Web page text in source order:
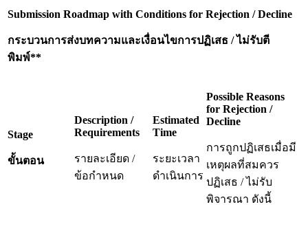
Submission Roadmap with Conditions for Rejection / Decline
กระบวนการส่งบทความและเงื่อนไขการปฏิเสธ / ไม่รับตี
พิมพ์**
Stage
ขั้นตอน
Description /
Requirements
รายละเอียด /
ข้อกำหนด
Estimated
Time
ระยะเวลา
ดำเนินการ
Possible Reasons
for Rejection /
Decline
การถูกปฏิเสธเมื่อมี
เหตุผลที่สมควร
ปฏิเสธ / ไม่รับ
พิจารณา ดังนี้